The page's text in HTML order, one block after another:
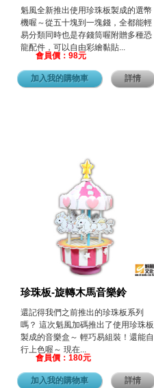
魁風全新推出使用珍珠板製成的選幣
機喔～從五十塊到一塊錢，全都能輕
易分類同時也是存錢筒喔附贈多種恐
龍配件，可以自由彩繪黏貼...
會員價：98元
加入我的購物車 詳情
珍珠板-旋轉木馬音樂鈴
還記得我們之前推出的珍珠板系列
嗎？ 這次魁風加碼推出了使用珍珠板
製成的音樂盒～ 輕巧易組裝！還能自
行上色喔～ 現在...
會員價：180元
加入我的購物車 詳情